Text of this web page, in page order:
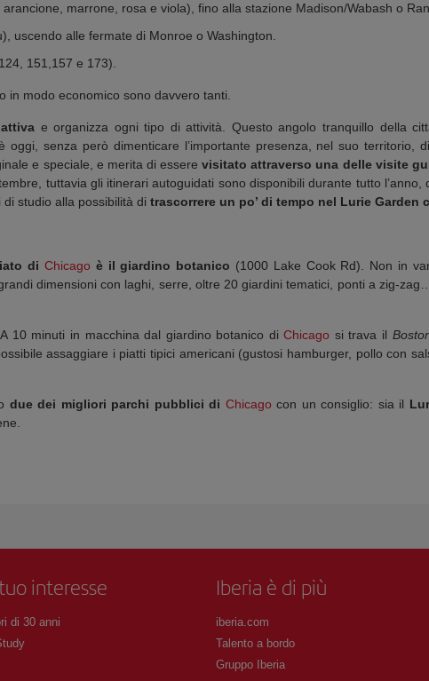
marrone, rosa e viola), fino alla stazione Madison/Wabash o
uscendo alle fermate di Monroe o Washington.
151,157 e 173).
in modo economico sono davvero tanti.
e organizza ogni tipo di attività. Questo angolo tranquillo della
oggi, senza però dimenticare l’importante presenza, nel suo territorio,
e speciale, e merita di esserevisitato attraverso una delle visite
tuttavia gli itinerari autoguidati sono disponibili durante tutto
studio alla possibilità di trascorrere un po’ di tempo nel Lurie Garden
diChicago è il giardino botanico (1000 Lake Cook Rd). Non in
dimensioni con laghi, serre, oltre 20 giardini tematici, ponti a zig-
A 10 minuti in macchina dal giardino botanico diChicago si trava il
assaggiare i piatti tipici americani (gustosi hamburger, pollo con
due dei migliori parchi pubblici di Chicago con un consiglio: sia il
interesse
di 30 anni
Iberia è di più
iberia.com
Talento a bordo
Gruppo Iberia